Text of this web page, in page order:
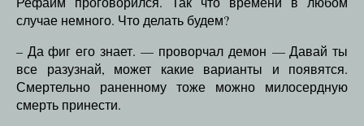
случае немного. Что делать будем?
– Да фиг его знает. — проворчал демон — Давай ты
все разузнай, может какие варианты и появятся.
Смертельно раненному тоже можно милосердную
смерть принести.